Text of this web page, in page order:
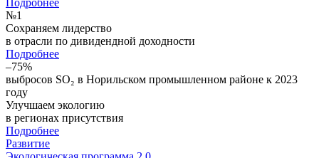
№1
Сохраняем лидерство
в отрасли по дивидендной доходности
Подробнее
–75%
выбросов SO₂ в Норильском промышленном районе к 2023
году
Улучшаем экологию
в регионах присутствия
Подробнее
Развитие